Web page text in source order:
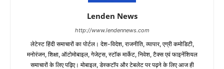
Lenden News
http://www.lendennews.com
लेटेस्ट हिंदी समाचारों का पोर्टल। देश-विदेश, राजनीति, व्यापार, एग्री कमोडिटी,
मनोरंजन, शिक्षा, ऑटोमोबाइल, गेजेट्स, स्टॉक मार्केट, निवेश, टैक्स एवं फाइनेंशियल
समाचारों के लिए पढ़िए। मोबाइल, डेस्कटॉप और टेबलेट पर पढ़ने के लिए आज ही